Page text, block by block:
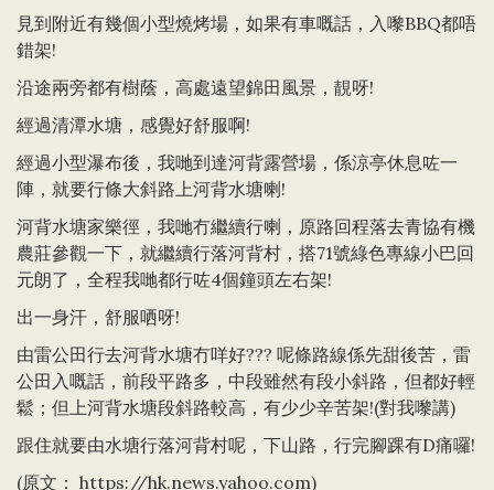
見到附近有幾個小型燒烤場，如果有車嘅話，入嚟BBQ都唔
錯架!
沿途兩旁都有樹蔭，高處遠望錦田風景，靚呀!
經過清潭水塘，感覺好舒服啊!
經過小型瀑布後，我哋到達河背露營場，係涼亭休息咗一
陣，就要行條大斜路上河背水塘喇!
河背水塘家樂徑，我哋冇繼續行喇，原路回程落去青協有機
農莊參觀一下，就繼續行落河背村，搭71號綠色專線小巴回
元朗了，全程我哋都行咗4個鐘頭左右架!
出一身汗，舒服哂呀!
由雷公田行去河背水塘冇咩好??? 呢條路線係先甜後苦，雷
公田入嘅話，前段平路多，中段雖然有段小斜路，但都好輕
鬆；但上河背水塘段斜路較高，有少少辛苦架!(對我嚟講)
跟住就要由水塘行落河背村呢，下山路，行完腳踝有D痛囉!
(原文： https://hk.news.yahoo.com)